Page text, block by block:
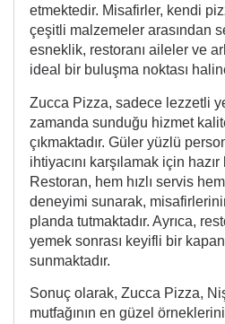
etmektedir. Misafirler, kendi
çeşitli malzemeler arasından
esneklik, restoranı aileler ve
ideal bir buluşma noktası
Zucca Pizza, sadece lezzetli
zamanda sunduğu hizmet
çıkmaktadır. Güler yüzlü
ihtiyacını karşılamak için
Restoran, hem hızlı servis
deneyimi sunarak,
planda tutmaktadır. Ayrıca,
yemek sonrası keyifli bir
sunmaktadır.
Sonuç olarak, Zucca Pizza,
mutfağının en güzel